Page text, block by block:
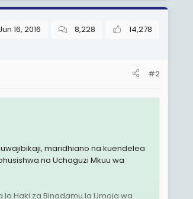
16, 2016 8,228 14,278
#2
maridhiano na kuendelea
na Uchaguzi Mkuu wa
Haki za Binadamu la Umoja wa